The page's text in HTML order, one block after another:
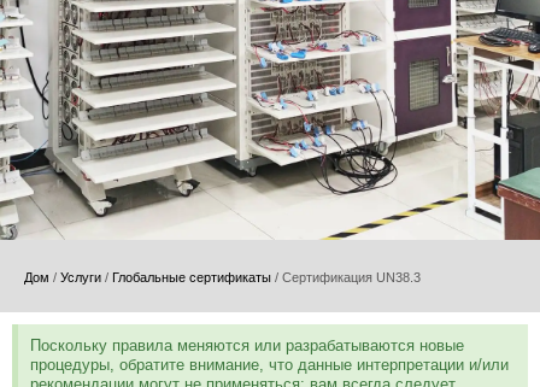
Дом / Услуги / Глобальные сертификаты / Сертификация UN38.3
Поскольку правила меняются или разрабатываются новые
процедуры, обратите внимание, что данные интерпретации и/или